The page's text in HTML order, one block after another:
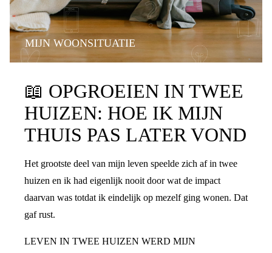
MIJN WOONSITUATIE
📖 OPGROEIEN IN TWEE
HUIZEN: HOE IK MIJN
THUIS PAS LATER VOND
Het grootste deel van mijn leven speelde zich af in twee
huizen en ik had eigenlijk nooit door wat de impact
daarvan was totdat ik eindelijk op mezelf ging wonen. Dat
gaf rust.
LEVEN IN TWEE HUIZEN WERD MIJN